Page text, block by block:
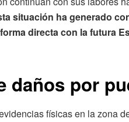
situación ha generado
directa con la futura
daños por
físicas en la zona